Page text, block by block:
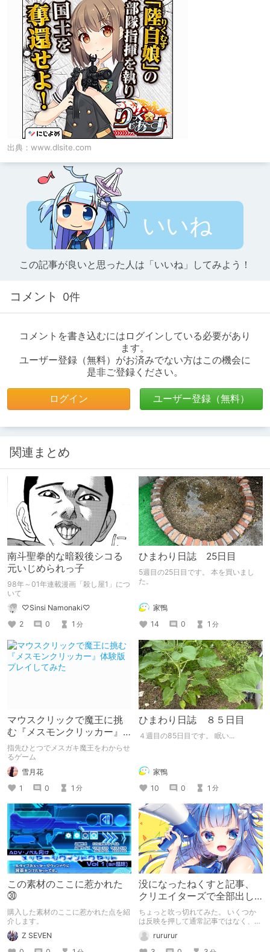
出典： www.dlsite.com
いいね
この記事が良いと思った人は「いいね」してみよう！
コメント 0件
コメントを書き込むにはログインしている必要があり
ます。
ユーザー登録（無料）がお済みでない方はこの機会に
是非ご登録ください。
ログイン ユーザー登録（無料）
関連まとめ
南斗聖拳的な暗殺後シコる
元いじめられっ子
98年～01年連載漫画「殺し屋1」につ
いて
♡Sinsi Namonaki♡
2
0 1 分
ひまわり日誌 25日目
5週目の25日目です。 本を買いまし
た。
家鴨
14
0 1 分
マウスクリックで魔王に挑
む『メスモンクリッカー』
体験版プレイしてみた
指先ひとつでメスガキ魔王をわからせ
るゲーム
雪月花
1
0 1 分
ひまわり日誌 ８５日目
４週目の85日目です。 眠い...
家鴨
10
0 1 分
この素材のここに惹かれた
㉚
購入した素材のここに惹かれた点を紹
介します。
Z SEVEN
没になったねくすと記事、
クリエイターズで全部出し
てみます。
ちょっと吹っ切れてみた。 いくつか
は反映を押して通常記事ではなく、ク
なと。rururur